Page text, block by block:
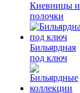
Киевницы и
полочки
Бильярдная
под ключ